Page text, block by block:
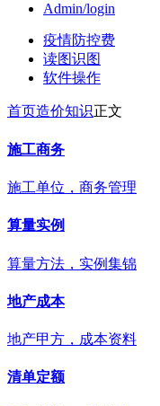
Admin/login
疫情防控费
读图识图
软件操作
首页造价知识正文
施工商务
施工单位，商务管理
算量实例
算量方法，实例集锦
地产成本
地产甲方，成本资料
清单定额